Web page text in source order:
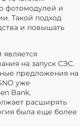
фотомодулей и
Такой подход
и повышать
на запуск СЭС.
предложения на
уже
Bank,
расширять
была еще более